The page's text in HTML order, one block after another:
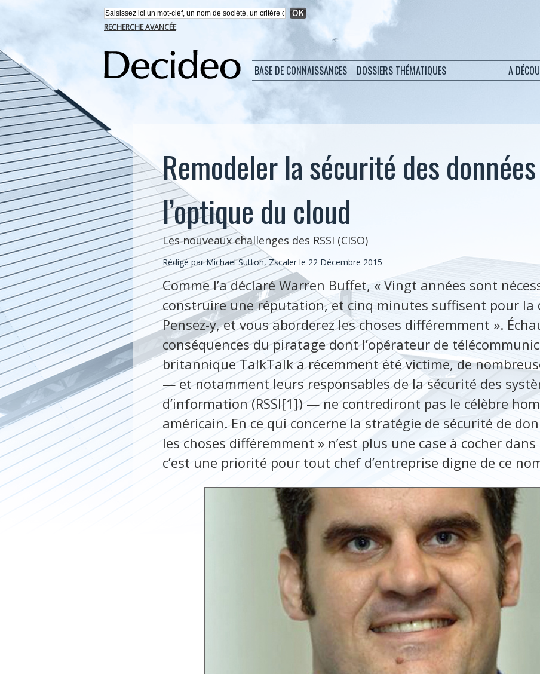
RECHERCHE AVANCÉE
BASE DE CONNAISSANCES DOSSIERS THÉMATIQUES A
Remodeler la sécurité des
l’optique du cloud
Les nouveaux challenges des RSSI (CISO)
Rédigé par Michael Sutton, Zscaler le 22 Décembre 2015
Comme l’a déclaré Warren Buffet, « Vingt années sont
construire une réputation, et cinq minutes suffisent pour la
Pensez-y, et vous aborderez les choses différemment ».
conséquences du piratage dont l’opérateur de
britannique TalkTalk a récemment été victime, de
— et notamment leurs responsables de la sécurité des
d’information (RSSI[1]) — ne contrediront pas le célèbre
américain. En ce qui concerne la stratégie de sécurité de
les choses différemment » n’est plus une case à cocher
c’est une priorité pour tout chef d’entreprise digne de ce